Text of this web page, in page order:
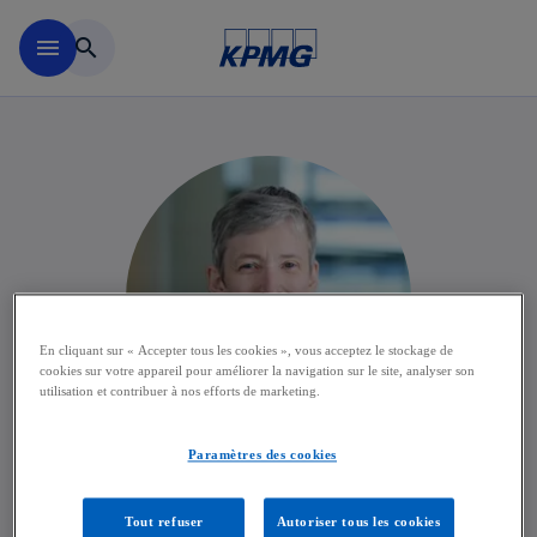
menu search
Patricia Leleu
En cliquant sur « Accepter tous les cookies », vous acceptez le stockage de
cookies sur votre appareil pour améliorer la navigation sur le site, analyser son
utilisation et contribuer à nos efforts de marketing.
Paramètres des cookies
Tout refuser Autoriser tous les cookies